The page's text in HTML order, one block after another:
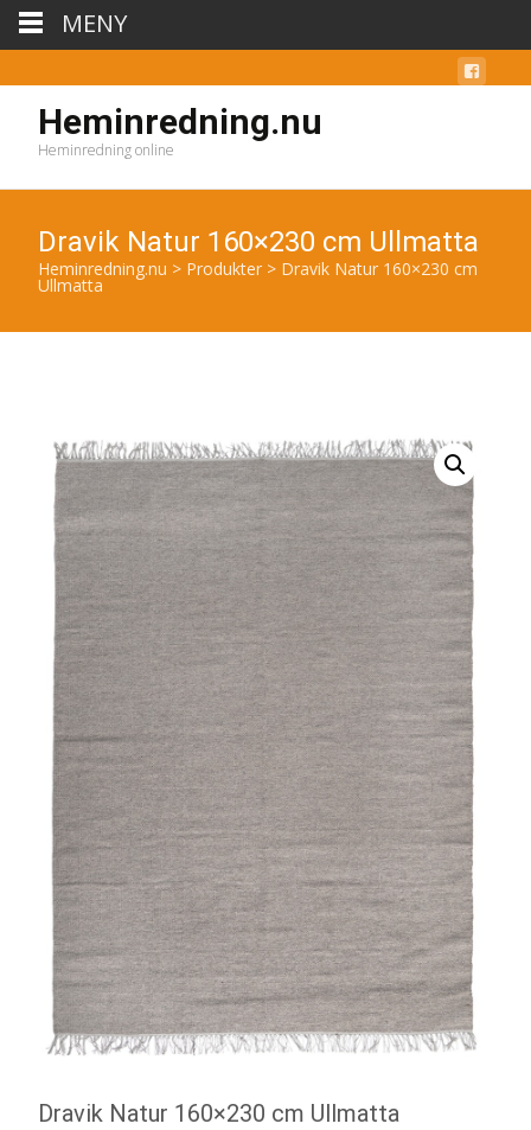
Heminredning.nu
Heminredning online
Dravik Natur 160×230 cm Ullmatta
Heminredning.nu > Produkter > Dravik Natur 160×230 cm
Ullmatta
Dravik Natur 160×230 cm Ullmatta
MENY